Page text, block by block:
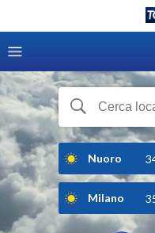
Nuoro
Milano